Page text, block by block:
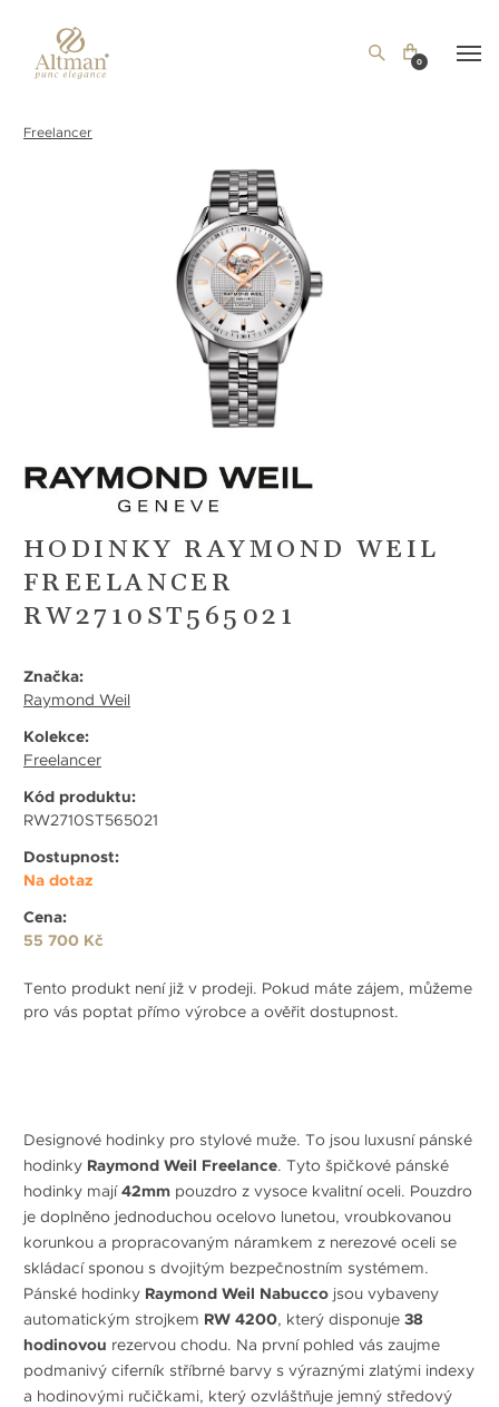
0
Freelancer
HODINKY RAYMOND WEIL
FREELANCER
RW2710ST565021
Značka:
Raymond Weil
Kolekce:
Freelancer
Kód produktu:
RW2710ST565021
Dostupnost:
Na dotaz
Cena:
55 700 Kč
Tento produkt není již v prodeji. Pokud máte zájem, můžeme
pro vás poptat přímo výrobce a ověřit dostupnost.
Designové hodinky pro stylové muže. To jsou luxusní pánské
hodinky Raymond Weil Freelance. Tyto špičkové pánské
hodinky mají42mm pouzdro z vysoce kvalitní oceli. Pouzdro
je doplněno jednoduchou ocelovo lunetou, vroubkovanou
korunkou a propracovaným náramkem z nerezové oceli se
skládací sponou s dvojitým bezpečnostním systémem.
Pánské hodinky Raymond Weil Nabucco jsou vybaveny
automatickým strojkem RW 4200, který disponuje 38
hodinovou rezervou chodu. Na první pohled vás zaujme
podmanivý ciferník stříbrné barvy s výraznými zlatými indexy
a hodinovými ručičkami, který ozvláštňuje jemný středový